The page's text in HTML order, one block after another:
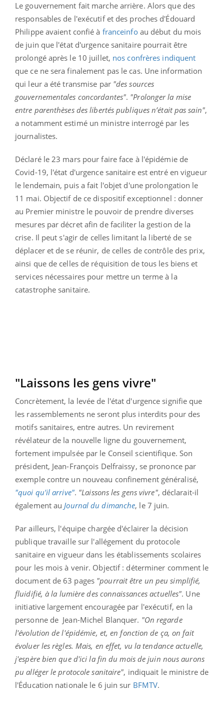
Le gouvernement fait marche arrière. Alors que des
responsables de l'exécutif et des proches d'Édouard
Philippe avaient confié à franceinfoau début du mois
de juin que l'état d'urgence sanitaire pourrait être
prolongé après le 10 juillet, nos confrères indiquent
que ce ne sera finalement pas le cas. Une information
qui leur a été transmise par "des sources
gouvernementales concordantes". "Prolonger la mise
entre parenthèses des libertés publiques n’était pas sain",
a notamment estimé un ministre interrogé par les
journalistes.
Déclaré le 23 mars pour faire face à l'épidémie de
Covid-19, l'état d'urgence sanitaire est entré en vigueur
le lendemain, puis a fait l'objet d'une prolongation le
11 mai. Objectif de ce dispositif exceptionnel : donner
au Premier ministre le pouvoir de prendre diverses
mesures par décret afin de faciliter la gestion de la
crise. Il peut s'agir de celles limitant la liberté de se
déplacer et de se réunir, de celles de contrôle des prix,
ainsi que de celles de réquisition de tous les biens et
services nécessaires pour mettre un terme à la
catastrophe sanitaire.
"Laissons les gens vivre"
Concrètement, la levée de l'état d'urgence signifie que
les rassemblements ne seront plus interdits pour des
motifs sanitaires, entre autres. Un revirement
révélateur de la nouvelle ligne du gouvernement,
fortement impulsée par le Conseil scientifique. Son
président, Jean-François Delfraissy, se prononce par
exemple contre un nouveau confinement généralisé,
"quoi qu'il arrive". "Laissons les gens vivre", déclarait-il
également auJournal du dimanche, le 7 juin.
Par ailleurs, l'équipe chargée d'éclairer la décision
publique travaille sur l'allégement du protocole
sanitaire en vigueur dans les établissements scolaires
pour les mois à venir. Objectif : déterminer comment le
document de 63 pages "pourrait être un peu simplifié,
fluidifié, à la lumière des connaissances actuelles". Une
initiative largement encouragée par l'exécutif, en la
personne de Jean-Michel Blanquer. "On regarde
l'évolution de l'épidémie, et, en fonction de ça, on fait
évoluer les règles. Mais, en effet, vu la tendance actuelle,
j'espère bien que d'ici la fin du mois de juin nous aurons
pu alléger le protocole sanitaire", indiquait le ministre de
l'Éducation nationale le 6 juin sur BFMTV.